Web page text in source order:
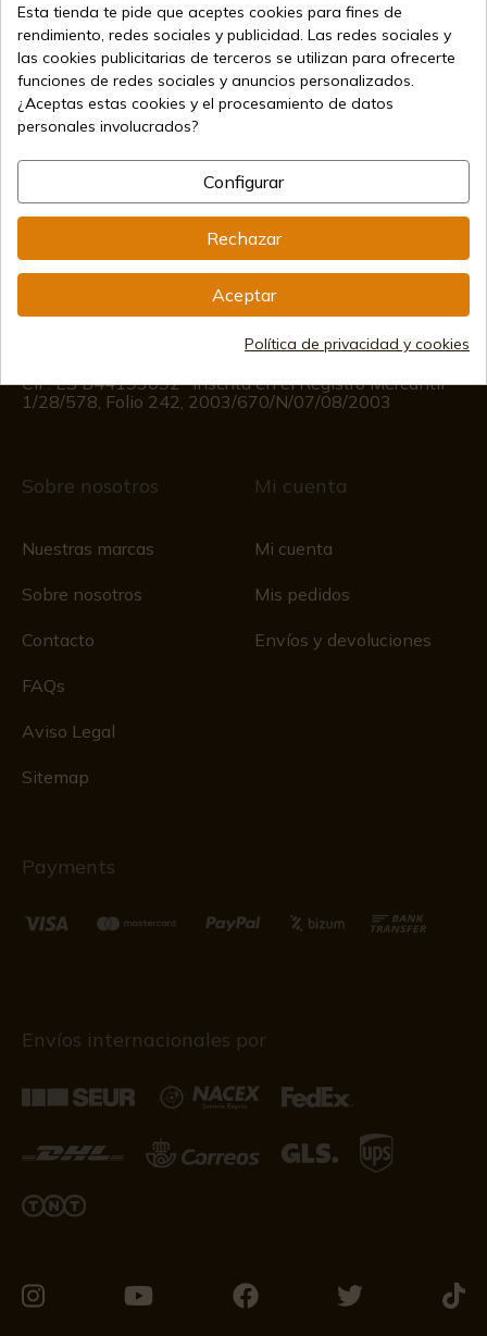
Información
info@aceros-de-hispania.com
(+34)978 877 088
(+34)676 850 364
CIF: ES B44193092 · Inscrita en el Registro Mercantil
1/28/578, Folio 242, 2003/670/N/07/08/2003
Sobre nosotros
Nuestras marcas
Sobre nosotros
Contacto
FAQs
Aviso Legal
Sitemap
Mi cuenta
Mi cuenta
Mis pedidos
Envíos y devoluciones
Payments
Envíos internacionales por
Esta tienda te pide que aceptes cookies para fines de
rendimiento, redes sociales y publicidad. Las redes sociales y
las cookies publicitarias de terceros se utilizan para ofrecerte
funciones de redes sociales y anuncios personalizados.
¿Aceptas estas cookies y el procesamiento de datos
personales involucrados?
Configurar
Rechazar
Aceptar
Política de privacidad y cookies